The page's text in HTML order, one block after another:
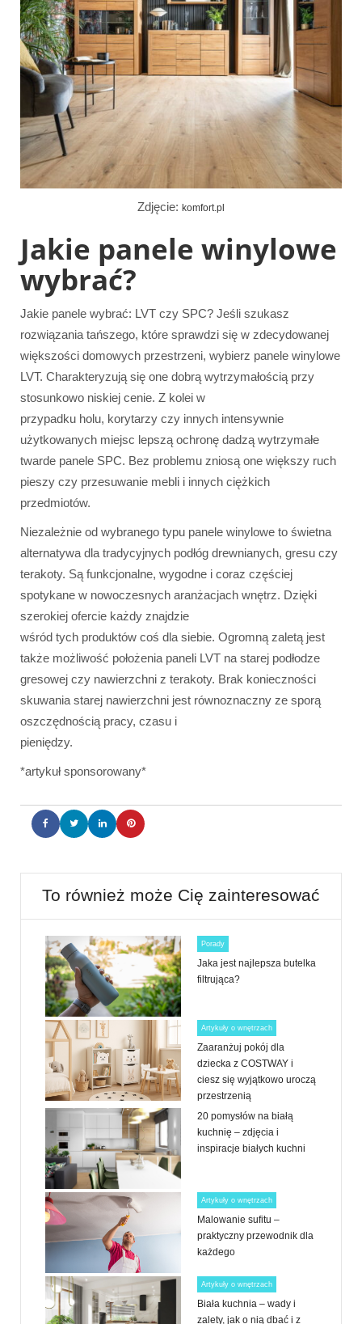
Zdjęcie: komfort.pl
Jakie panele winylowe
wybrać?
Jakie panele wybrać: LVT czy SPC? Jeśli szukasz
rozwiązania tańszego, które sprawdzi się w zdecydowanej
większości domowych przestrzeni, wybierz panele winylowe
LVT. Charakteryzują się one dobrą wytrzymałością przy
stosunkowo niskiej cenie. Z kolei w
przypadku holu, korytarzy czy innych intensywnie
użytkowanych miejsc lepszą ochronę dadzą wytrzymałe
twarde panele SPC. Bez problemu zniosą one większy ruch
pieszy czy przesuwanie mebli i innych ciężkich
przedmiotów.
Niezależnie od wybranego typu panele winylowe to świetna
alternatywa dla tradycyjnych podłóg drewnianych, gresu czy
terakoty. Są funkcjonalne, wygodne i coraz częściej
spotykane w nowoczesnych aranżacjach wnętrz. Dzięki
szerokiej ofercie każdy znajdzie
wśród tych produktów coś dla siebie. Ogromną zaletą jest
także możliwość położenia paneli LVT na starej podłodze
gresowej czy nawierzchni z terakoty. Brak konieczności
skuwania starej nawierzchni jest równoznaczny ze sporą
oszczędnością pracy, czasu i
pieniędzy.
*artykuł sponsorowany*
To również może Cię zainteresować
Porady
Jaka jest najlepsza butelka
filtrująca?
Artykuły o wnętrzach
Zaaranżuj pokój dla
dziecka z COSTWAY i
ciesz się wyjątkowo uroczą
przestrzenią
20 pomysłów na białą
kuchnię – zdjęcia i
inspiracje białych kuchni
Artykuły o wnętrzach
Malowanie sufitu –
praktyczny przewodnik dla
każdego
Artykuły o wnętrzach
Biała kuchnia – wady i
zalety, jak o nią dbać i z